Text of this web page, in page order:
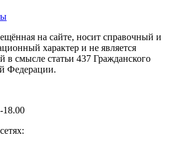
на сайте, носит справочный и
характер и не является
в смысле статьи 437 Гражданского
Федерации.